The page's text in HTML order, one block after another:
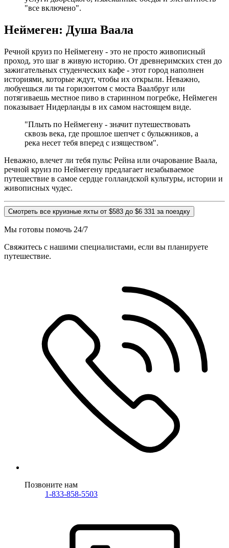
"все включено".
Неймеген: Душа Ваала
Речной круиз по Неймегену - это не просто живописный
проход, это шаг в живую историю. От древнеримских стен до
зажигательных студенческих кафе - этот город наполнен
историями, которые ждут, чтобы их открыли. Неважно,
любуешься ли ты горизонтом с моста Ваалбруг или
потягиваешь местное пиво в старинном погребке, Неймеген
показывает Нидерланды в их самом настоящем виде.
"Плыть по Неймегену - значит путешествовать
сквозь века, где прошлое шепчет с булыжников, а
река несет тебя вперед с изяществом".
Неважно, влечет ли тебя пульс Рейна или очарование Ваала,
речной круиз по Неймегену предлагает незабываемое
путешествие в самое сердце голландской культуры, истории и
живописных чудес.
Смотреть все круизные яхты от $583 до $6 331 за поездку
Мы готовы помочь 24/7
Свяжитесь с нашими специалистами, если вы планируете
путешествие.
Позвоните нам
1-833-858-5503